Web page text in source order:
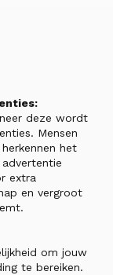
deze wordt
Mensen
het
extra
en vergroot
om jouw
te bereiken.